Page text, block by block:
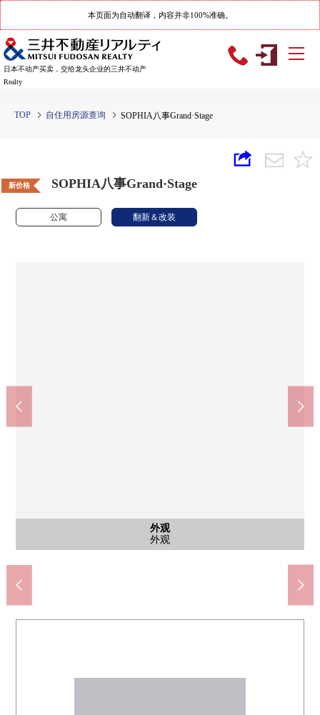
本页面为自动翻译，内容并非100%准确。
日本不动产买卖，交给龙头企业的三井不动产
Realty
TOP 自住用房源查询 SOPHIA八事Grand·Stage
新价格 SOPHIA八事Grand·Stage
公寓 翻新＆改装
外观
外观
客厅
客厅
厨房
厨房
洗脸
盥洗台
公共汽车
浴室
客厅
客厅
客厅
客厅
客厅
客厅
客厅
客厅
客厅
客厅
客厅
客厅
客厅
客厅
客厅
客厅
客厅
客厅
厨房
厨房空间
厨房
厨房
厨房
厨房
收纳
造付碗橱
洗脸
洗脸，脱衣服的室
洗脸
盥洗台
公共汽车
浴室
西式房间
西式房间(约6.8张塌塌米)
西式房间
西式房间(约6.8张塌塌米)
西式房间
西式房间(约8.7张塌塌米)
西式房间
西式房间(约8.7张塌塌米)
收纳
步入式衣帽间
收纳
库存房
其他内省
多功能室
收纳
多功能室
洗脸
洗脸
门口
正门大厅
门口
门口
门口
门口
其他当地
其他当地
入口
入口
入口
入口空间
停车场
专用停车场
其他当地
自行车停放处
停车场
停车场入口
停车场
有卷帘门gate的停车场
其他当地
智能快递柜
其他当地
信箱
阳的明小学(约1380m)
汐路中学(约2040m)
furanteroze八事(约660m)